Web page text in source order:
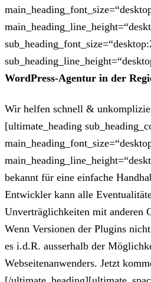
WordPress-Agentur in der
Wir helfen schnell &
[ultimate_heading
bekannt für eine einfache
Entwickler kann alle
Unverträglichkeiten mit anderen
Wenn Versionen der Plugins
es i.d.R. ausserhalb der
Webseitenanwenders. Jetzt